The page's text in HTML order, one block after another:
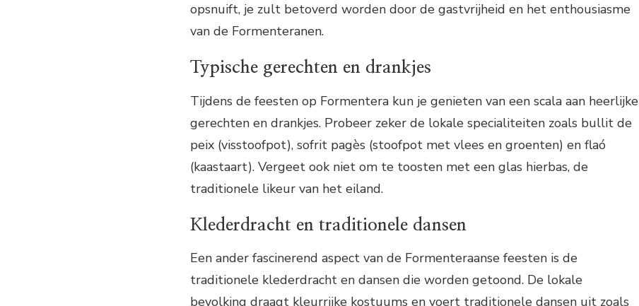
opsnuift, je zult betoverd worden door de gastvrijheid en het enthousiasme
van de Formenteranen.
Typische gerechten en drankjes
Tijdens de feesten op Formentera kun je genieten van een scala aan heerlijke
gerechten en drankjes. Probeer zeker de lokale specialiteiten zoals bullit de
peix (visstoofpot), sofrit pagès (stoofpot met vlees en groenten) en flaó
(kaastaart). Vergeet ook niet om te toosten met een glas hierbas, de
traditionele likeur van het eiland.
Klederdracht en traditionele dansen
Een ander fascinerend aspect van de Formenteraanse feesten is de
traditionele klederdracht en dansen die worden getoond. De lokale
bevolking draagt kleurrijke kostuums en voert traditionele dansen uit zoals